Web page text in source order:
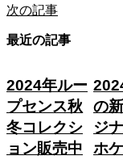
次の記事
最近の記事
2024年ルー
プセンス秋
冬コレクシ
ョン販売中
の
ジ
ホ